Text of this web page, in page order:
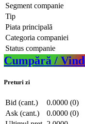
Segment companie
Tip
Piata principală
Categoria companiei
Status companie
Cumpără /
Preturi zi
Bid (cant.)
0.0000 (0)
Ask (cant.)
0.0000 (0)